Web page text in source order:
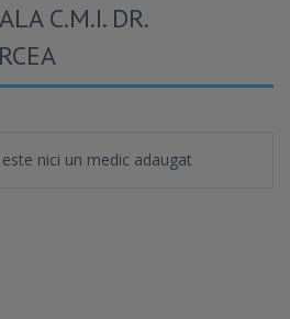
C.M.I. DR.
nici un medic adaugat